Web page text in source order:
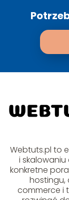
Webtuts.pl to
i skalowaniu
konkretne
hostingu,
commerce i